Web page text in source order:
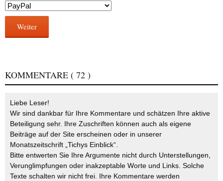
Weiter
KOMMENTARE ( 72 )
Liebe Leser!
Wir sind dankbar für Ihre Kommentare und schätzen Ihre aktive
Beteiligung sehr. Ihre Zuschriften können auch als eigene
Beiträge auf der Site erscheinen oder in unserer
Monatszeitschrift „Tichys Einblick“.
Bitte entwerten Sie Ihre Argumente nicht durch Unterstellungen,
Verunglimpfungen oder inakzeptable Worte und Links. Solche
Texte schalten wir nicht frei. Ihre Kommentare werden